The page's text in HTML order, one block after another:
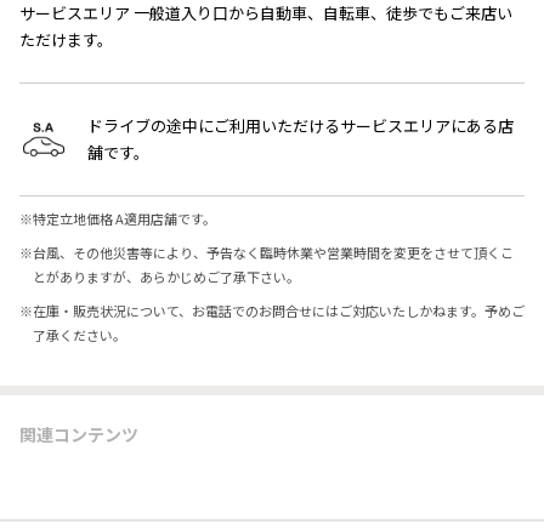
サービスエリア 一般道入り口から自動車、自転車、徒歩でもご来店い
ただけます。
ドライブの途中にご利用いただけるサービスエリアにある店
舗です。
※特定立地価格 A適用店舗です。
※台風、その他災害等により、予告なく臨時休業や営業時間を変更をさせて頂くこ
とがありますが、あらかじめご了承下さい。
※在庫・販売状況について、お電話でのお問合せにはご対応いたしかねます。予めご
了承ください。
関連コンテンツ